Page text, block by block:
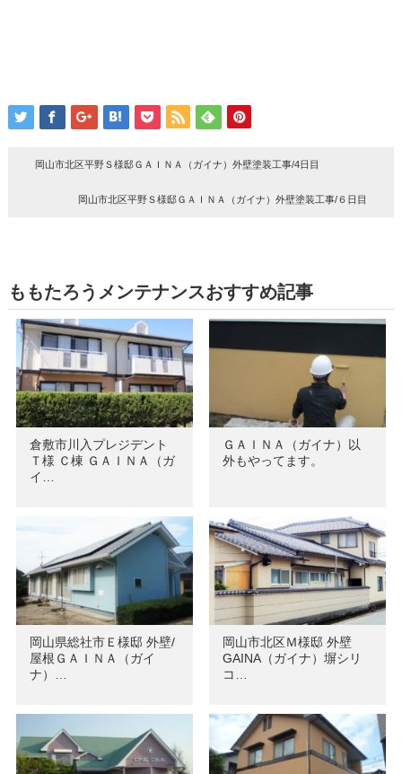
岡山市北区平野Ｓ様邸ＧＡＩＮＡ（ガイナ）外壁塗装工事/4日目
岡山市北区平野Ｓ様邸ＧＡＩＮＡ（ガイナ）外壁塗装工事/６日目
ももたろうメンテナンスおすすめ記事
倉敷市川入プレジデント
Ｔ様 Ｃ棟 ＧＡＩＮＡ（ガ
イ…
ＧＡＩＮＡ（ガイナ）以
外もやってます。
岡山県総社市Ｅ様邸 外壁/
屋根ＧＡＩＮＡ（ガイ
ナ）…
岡山市北区Ｍ様邸 外壁
GAINA（ガイナ）塀シリ
コ…